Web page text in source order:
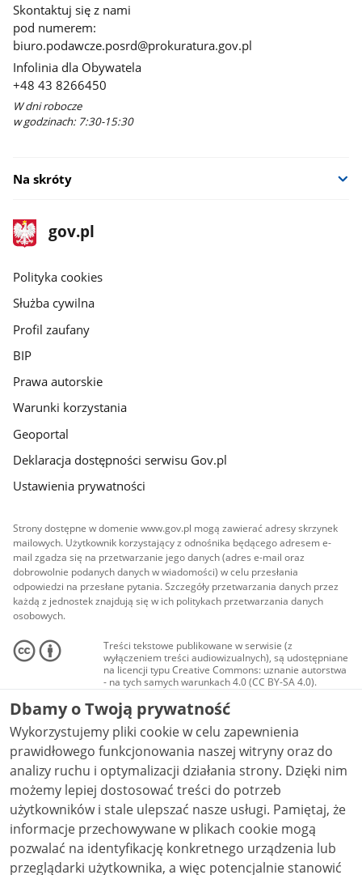
Skontaktuj się z nami
pod numerem:
biuro.podawcze.posrd@prokuratura.gov.pl
Infolinia dla Obywatela
+48 43 8266450
W dni robocze
w godzinach: 7:30-15:30
Na skróty
stopka
gov.pl
Strona
gov.pl
gov.pl
Polityka cookies
Służba cywilna
Profil zaufany
BIP
Prawa autorskie
Warunki korzystania
Geoportal
Deklaracja dostępności serwisu Gov.pl
Ustawienia prywatności
Strony dostępne w domenie www.gov.pl mogą zawierać adresy skrzynek
mailowych. Użytkownik korzystający z odnośnika będącego adresem e-
mail zgadza się na przetwarzanie jego danych (adres e-mail oraz
dobrowolnie podanych danych w wiadomości) w celu przesłania
odpowiedzi na przesłane pytania. Szczegóły przetwarzania danych przez
każdą z jednostek znajdują się w ich politykach przetwarzania danych
osobowych.
Treści tekstowe publikowane w serwisie (z
wyłączeniem treści audiowizualnych), są udostępniane
na licencji typu Creative Commons: uznanie autorstwa
- na tych samych warunkach 4.0 (CC BY-SA 4.0).
Materiały audiowizualne, w tym zdjęcia, materiały
audio i wideo, są udostępniane na licencji typu
Creative Commons: uznanie autorstwa użycie
niekomercyjne - bez utworów zależnych 4.0 (CC BY-
NC-ND 4.0), o ile nie jest to stwierdzone inaczej.
Dbamy o Twoją prywatność
Wykorzystujemy pliki cookie w celu zapewnienia
prawidłowego funkcjonowania naszej witryny oraz do
analizy ruchu i optymalizacji działania strony. Dzięki nim
możemy lepiej dostosować treści do potrzeb
użytkowników i stale ulepszać nasze usługi. Pamiętaj, że
informacje przechowywane w plikach cookie mogą
pozwalać na identyfikację konkretnego urządzenia lub
przeglądarki użytkownika, a więc potencjalnie stanowić